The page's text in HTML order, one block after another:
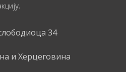
34
и Херцеговина